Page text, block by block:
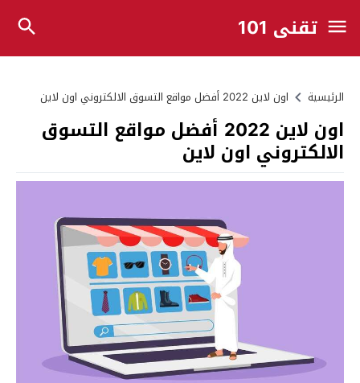
تقني 101
الرئيسية اون لاين 2022 أفضل مواقع التسوق الالكتروني اون لاين
اون لاين 2022 أفضل مواقع التسوق
الالكتروني اون لاين